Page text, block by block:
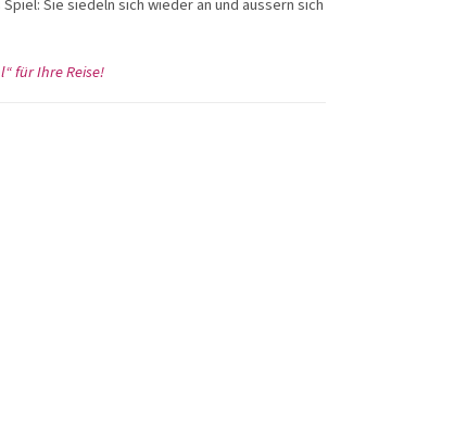
Sie siedeln sich wieder an und äussern sich
für Ihre Reise!